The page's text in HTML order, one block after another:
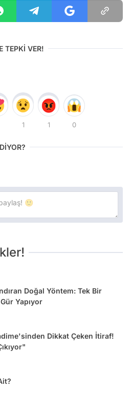
TEPKİ VER!
1 1 0
Doğal Yöntem: Tek Bir
Yapıyor
Dikkat Çeken İtiraf!